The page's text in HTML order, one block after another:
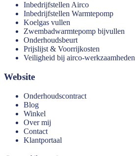
Inbedrijfstellen Airco
Inbedrijfstellen Warmtepomp
Koelgas vullen
Zwembadwarmtepomp bijvullen
Onderhoudsbeurt
Prijslijst & Voorrijkosten
Veiligheid bij airco-werkzaamheden
Website
Onderhoudscontract
Blog
Winkel
Over mij
Contact
Klantportaal